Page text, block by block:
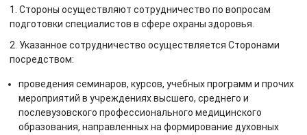
1. Стороны осуществляют сотрудничество по вопросам
подготовки специалистов в сфере охраны здоровья.
2. Указанное сотрудничество осуществляется Сторонами
посредством:
проведения семинаров, курсов, учебных программ и прочих
мероприятий в учреждениях высшего, среднего и
послевузовского профессионального медицинского
образования, направленных на формирование духовных